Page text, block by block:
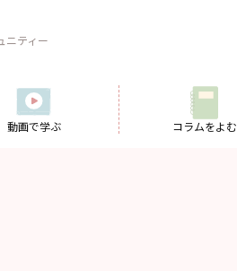
ニティー
動画で学ぶ コラムをよむ